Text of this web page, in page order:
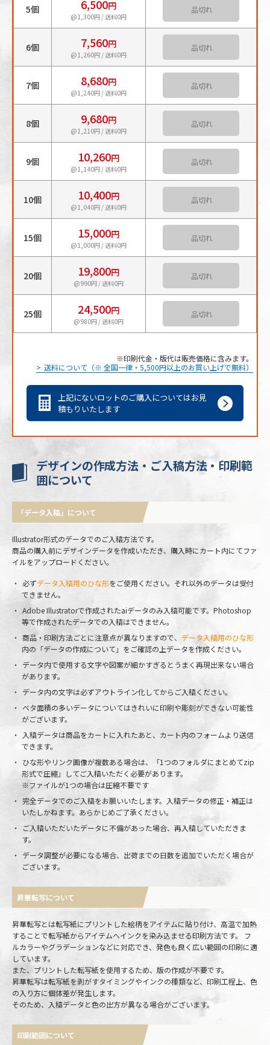
5個 6,500円
@1,300円 / 送料0円
カートに入れる
6個 7,560円
@1,260円 / 送料0円
カートに入れる
7個 8,680円
@1,240円 / 送料0円
カートに入れる
8個 9,680円
@1,210円 / 送料0円
カートに入れる
9個 10,260円
@1,140円 / 送料0円
カートに入れる
10個 10,400円
@1,040円 / 送料0円
カートに入れる
15個 15,000円
@1,000円 / 送料0円
カートに入れる
20個 19,800円
@990円 / 送料0円
カートに入れる
25個 24,500円
@980円 / 送料0円
カートに入れる
印刷代金・版代は販売価格に含みます。
送料について（※ 全国一律・5,500円以上のお買い上げで無料）
上記にないロットのご購入についてはお見
積もりいたします
デザインの作成方法・ご入稿方法・印刷範
囲について
「データ入稿」について
Illustrator形式のデータでのご入稿方法です。
商品の購入前にデザインデータを作成いただき、購入時にカート内にてファ
イルをアップロードください。
必ずデータ入稿用のひな形をご使用ください。それ以外のデータは受付
できません。
Adobe Illustratorで作成されたaiデータのみ入稿可能です。Photoshop
等で作成されたデータでの入稿はできません。
商品・印刷方法ごとに注意点が異なりますので、 データ入稿用のひな形
内の「データの作成について」をご確認の上データを作成ください。
データ内で使用する文字や図案が細かすぎるとうまく再現出来ない場合
があります。
データ内の文字は必ずアウトライン化してからご入稿ください。
ベタ面積の多いデータについてはきれいに印刷や彫刻ができない可能性
がございます。
入稿データは商品をカートに入れたあと、カート内のフォームより送信
できます。
ひな形やリンク画像が複数ある場合は、「1つのフォルダにまとめてzip
形式で圧縮」してご入稿いただく必要があります。
※ファイルが1つの場合は圧縮不要です
完全データでのご入稿をお願いいたします。入稿データの修正・補正は
いたしかねます。あらかじめご了承ください。
ご入稿いただいたデータに不備があった場合、再入稿していただきま
す。
データ調整が必要になる場合、出荷までの日数を追加でいただく場合が
ございます。
昇華転写について
昇華転写とは転写紙にプリントした絵柄をアイテムに貼り付け、高温で加熱
することで転写紙からアイテムへインクを染み込ませる印刷方法です。 フ
ルカラーやグラデーションなどに対応でき、発色も良く広い範囲の印刷に適
しています。
また、プリントした転写紙を使用するため、版の作成が不要です。
昇華転写は転写紙を剥がすタイミングやインクの種類など、印刷工程上、色
の入り方に個体差が発生します。
そのため、入稿データと色の出方が異なる場合がございます。
印刷範囲について